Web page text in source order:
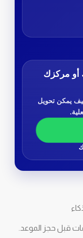
أو مركزك
يمكن تحويل
قبل حجز الموعد.